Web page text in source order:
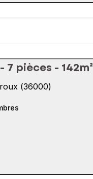
7 pièces - 142m²
(36000)